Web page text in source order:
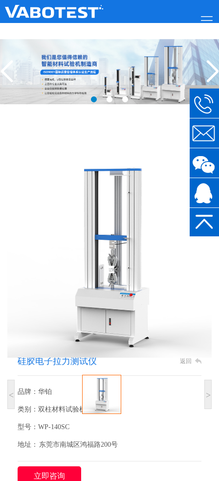
< >
硅胶电子拉力测试仪 返回
品牌：华铂
类别：双柱材料试验机
型号：WP-140SC
地址： 东莞市南城区鸿福路200号
立即咨询